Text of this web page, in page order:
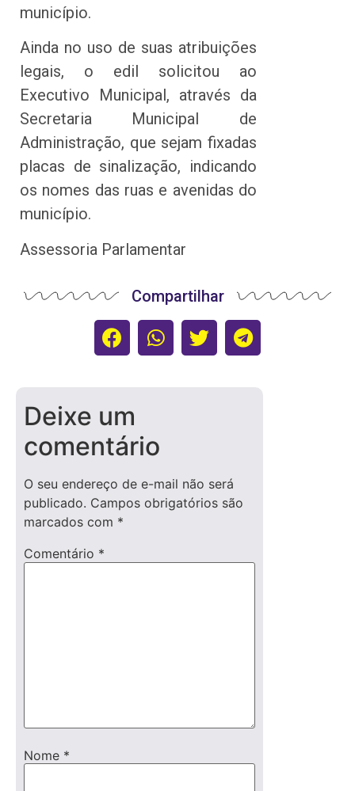
município.
Ainda no uso de suas atribuições
legais, o edil solicitou ao
Executivo Municipal, através da
Secretaria Municipal de
Administração, que sejam fixadas
placas de sinalização, indicando
os nomes das ruas e avenidas do
município.
Assessoria Parlamentar
Compartilhar
Deixe um
comentário
O seu endereço de e-mail não será
publicado. Campos obrigatórios são
marcados com *
Comentário *
Nome *